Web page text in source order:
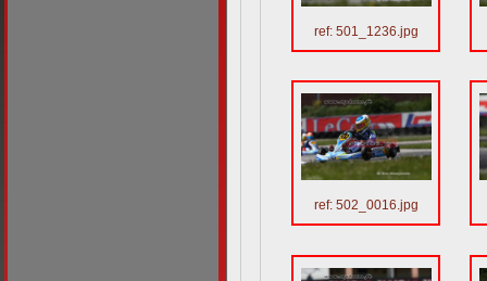
ref: 501_1236.jpg
ref: 502_0016.jpg